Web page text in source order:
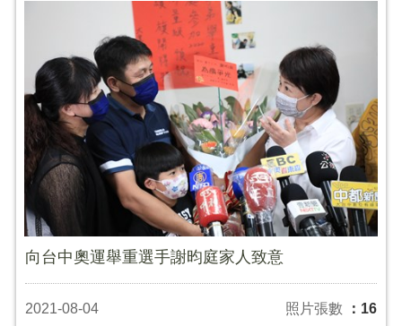
向台中奧運舉重選手謝昀庭家人致意
2021-08-04 照片張數 ：16